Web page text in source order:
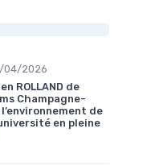
04/2026
ROLLAND de
Champagne-
de
en pleine